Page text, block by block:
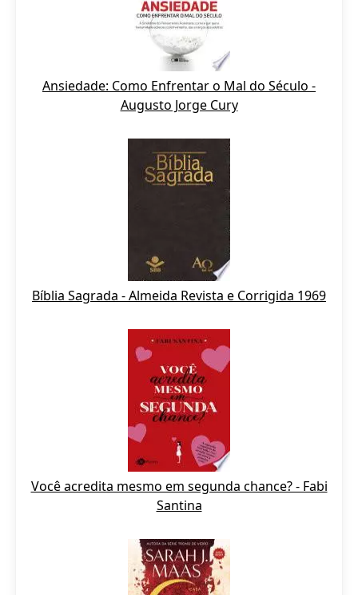
Ansiedade: Como Enfrentar o Mal do Século -
Augusto Jorge Cury
Bíblia Sagrada - Almeida Revista e Corrigida 1969
Você acredita mesmo em segunda chance? - Fabi
Santina